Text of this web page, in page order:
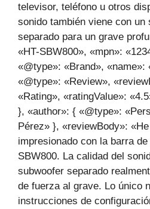
televisor, teléfono u otros
sonido también viene con un
separado para un grave
«HT-SBW800», «mpn»:
«@type»: «Brand»,
«@type»: «Review»,
«Rating», «ratingValue»:
}, «author»: { «@type»:
Pérez» }, «reviewBody»:
impresionado con la barra
SBW800. La calidad del
subwoofer separado
de fuerza al grave. Lo único
instrucciones de